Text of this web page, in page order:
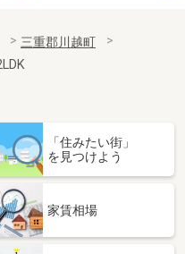
三重郡川越町
「住みたい街」
を見つけよう
家賃相場